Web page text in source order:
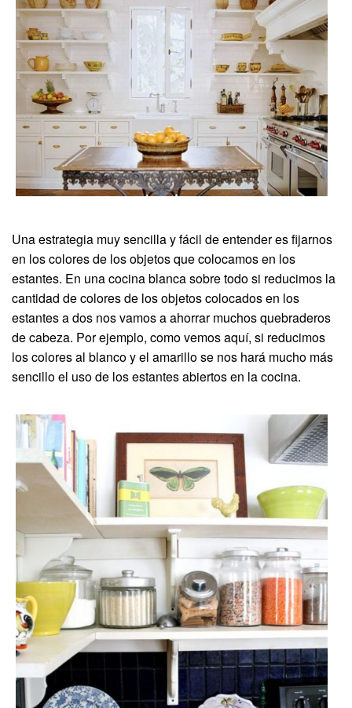
Una estrategia muy sencilla y fácil de entender es fijarnos
en los colores de los objetos que colocamos en los
estantes. En una cocina blanca sobre todo si reducimos la
cantidad de colores de los objetos colocados en los
estantes a dos nos vamos a ahorrar muchos quebraderos
de cabeza. Por ejemplo, como vemos aquí, si reducimos
los colores al blanco y el amarillo se nos hará mucho más
sencillo el uso de los estantes abiertos en la cocina.